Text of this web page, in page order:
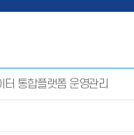
터 통합플랫폼 운영관리